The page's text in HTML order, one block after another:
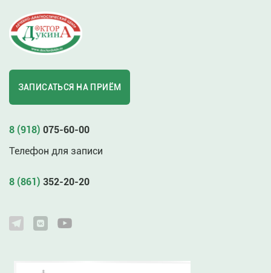
ЗАПИСАТЬСЯ НА ПРИЁМ
8 (918) 075-60-00
Телефон для записи
8 (861) 352-20-20